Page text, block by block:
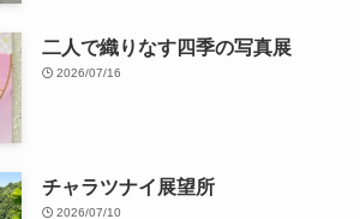
二人で織りなす四季の写真展
2026/07/16
チャラツナイ展望所
2026/07/10